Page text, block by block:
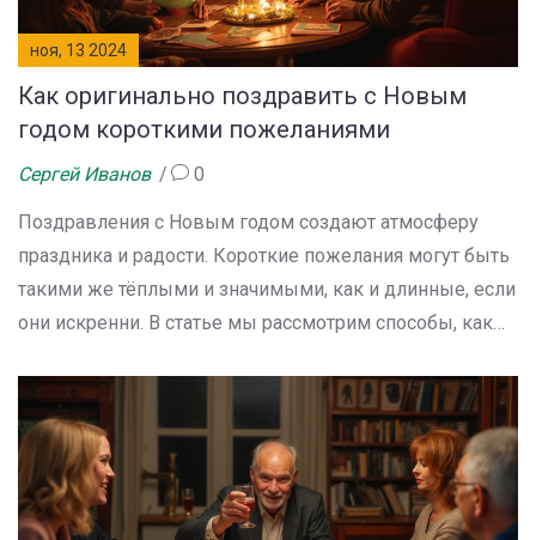
ноя, 13 2024
Как оригинально поздравить с Новым
годом короткими пожеланиями
Сергей Иванов 0
Поздравления с Новым годом создают атмосферу
праздника и радости. Короткие пожелания могут быть
такими же тёплыми и значимыми, как и длинные, если
они искренни. В статье мы рассмотрим способы, как
поделимся идеями и примерами, которые помогут в
создании уникальных поздравлений. Пусть ваши
слова согревают сердца близких в это волшебное
время года.